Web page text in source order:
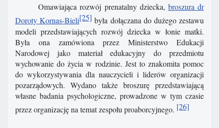
Omawiająca rozwój prenatalny dziecka, broszura dr
Doroty Kornas-Bieli[25] była dołączana do dużego zestawu
modeli przedstawiających rozwój dziecka w łonie matki.
Była ona zamówiona przez Ministerstwo Edukacji
Narodowej jako materiał edukacyjny do przedmiotu
wychowanie do życia w rodzinie. Jest to znakomita pomoc
do wykorzystywania dla nauczycieli i liderów organizacji
pozarządowych. Wydano także broszurę przedstawiającą
własne badania psychologiczne, prowadzone w tym czasie
przez organizację na temat zespołu proaborcyjnego. [26]